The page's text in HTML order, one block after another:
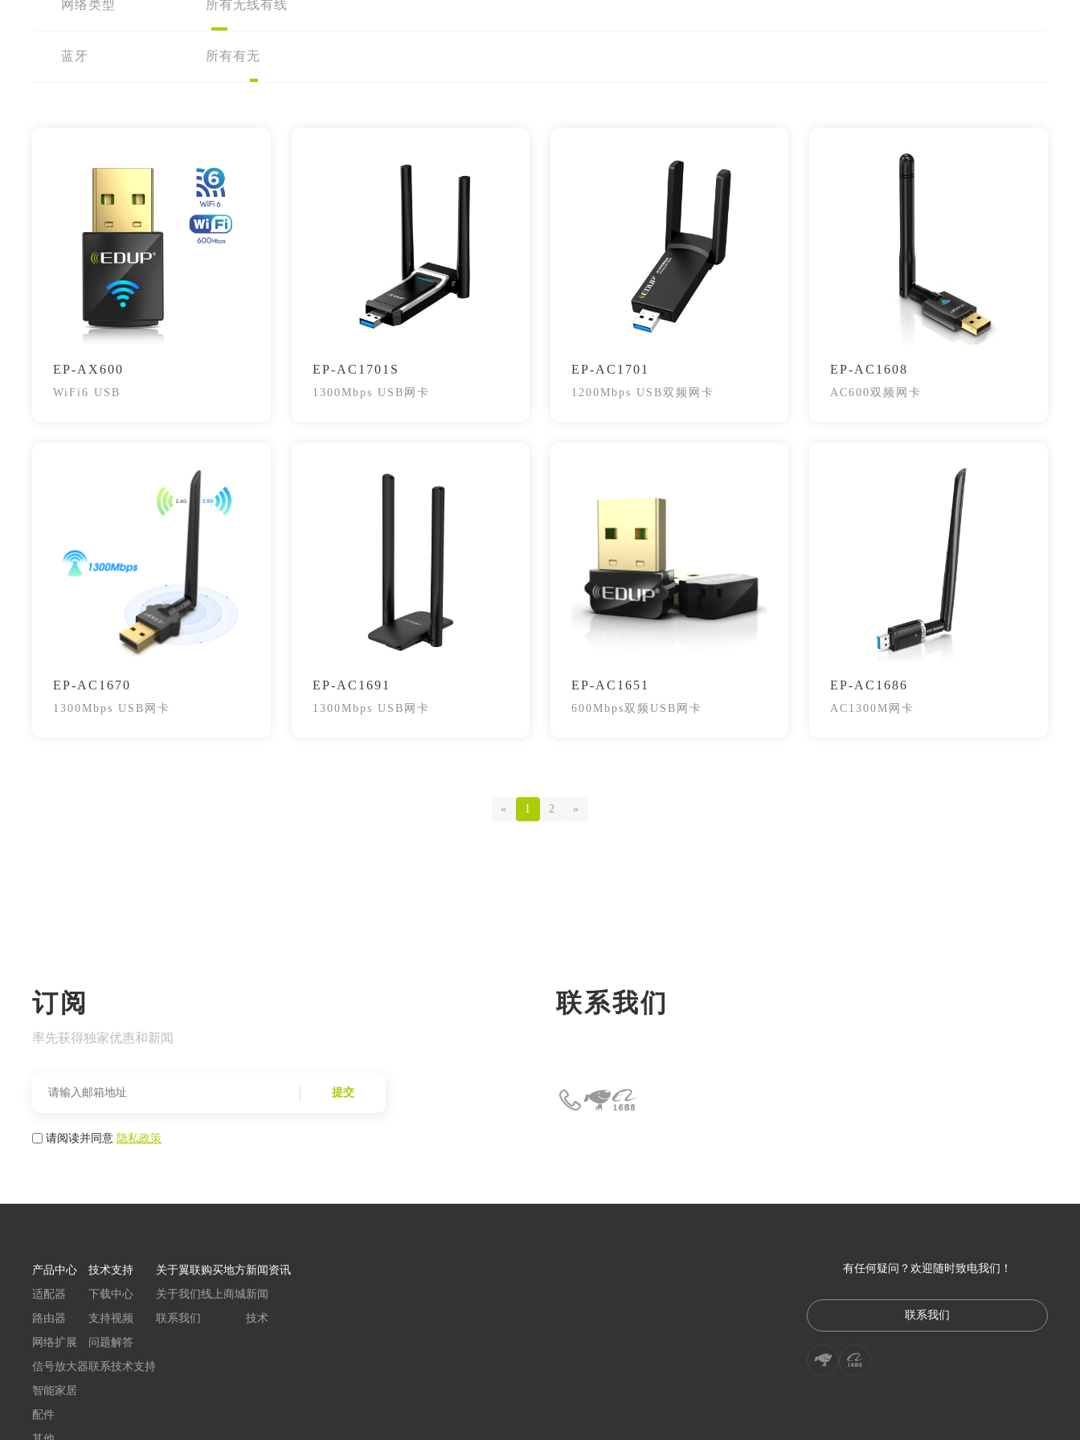
网络类型 所有无线有线
蓝牙 所有有无
EP-AX600
WiFi6 USB
EP-AC1701S
1300Mbps USB网卡
EP-AC1701
1200Mbps USB双频网卡
EP-AC1608
AC600双频网卡
EP-AC1670
1300Mbps USB网卡
EP-AC1691
1300Mbps USB网卡
EP-AC1651
600Mbps双频USB网卡
EP-AC1686
AC1300M网卡
« 1 2 »
订阅
率先获得独家优惠和新闻
提交
请阅读并同意隐私政策
联系我们
产品中心
适配器
路由器
网络扩展
信号放大器
智能家居
配件
技术支持
下载中心
支持视频
问题解答
联系技术支持
关于翼联
关于我们
联系我们
购买地方
线上商城
新闻资讯
新闻
技术
有任何疑问？欢迎随时致电我们！
联系我们